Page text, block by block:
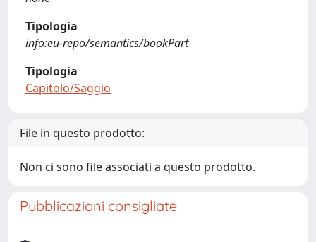
Tipologia
info:eu-repo/semantics/bookPart
Tipologia
Capitolo/Saggio
File in questo prodotto:
Non ci sono file associati a questo prodotto.
Pubblicazioni consigliate